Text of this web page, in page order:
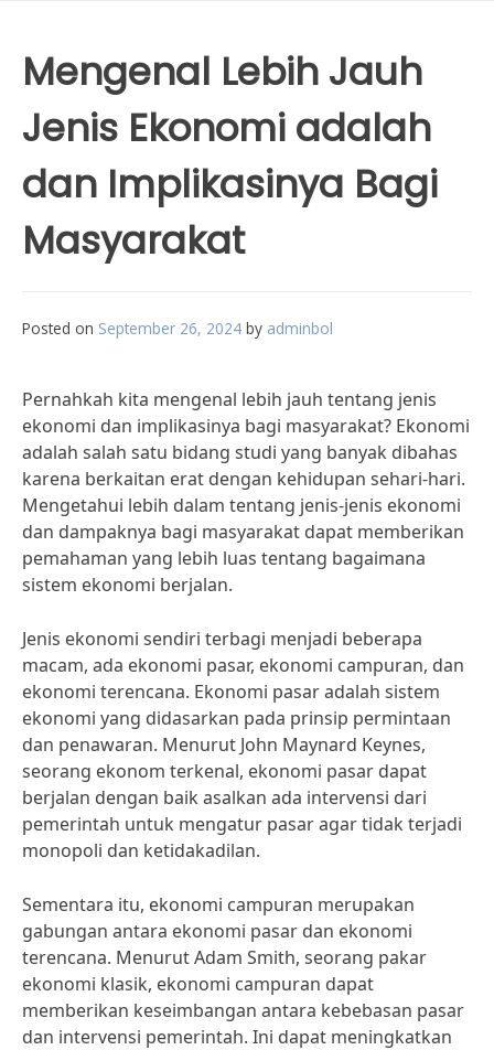
Mengenal Lebih Jauh
Jenis Ekonomi adalah
dan Implikasinya Bagi
Masyarakat
Posted on September 26, 2024 by adminbol
Pernahkah kita mengenal lebih jauh tentang jenis
ekonomi dan implikasinya bagi masyarakat? Ekonomi
adalah salah satu bidang studi yang banyak dibahas
karena berkaitan erat dengan kehidupan sehari-hari.
Mengetahui lebih dalam tentang jenis-jenis ekonomi
dan dampaknya bagi masyarakat dapat memberikan
pemahaman yang lebih luas tentang bagaimana
sistem ekonomi berjalan.
Jenis ekonomi sendiri terbagi menjadi beberapa
macam, ada ekonomi pasar, ekonomi campuran, dan
ekonomi terencana. Ekonomi pasar adalah sistem
ekonomi yang didasarkan pada prinsip permintaan
dan penawaran. Menurut John Maynard Keynes,
seorang ekonom terkenal, ekonomi pasar dapat
berjalan dengan baik asalkan ada intervensi dari
pemerintah untuk mengatur pasar agar tidak terjadi
monopoli dan ketidakadilan.
Sementara itu, ekonomi campuran merupakan
gabungan antara ekonomi pasar dan ekonomi
terencana. Menurut Adam Smith, seorang pakar
ekonomi klasik, ekonomi campuran dapat
memberikan keseimbangan antara kebebasan pasar
dan intervensi pemerintah. Ini dapat meningkatkan